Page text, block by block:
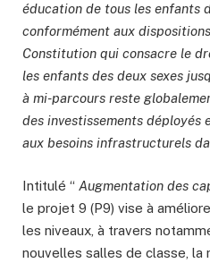
éducation de tous les enfants
conformément aux
Constitution qui consacre le
les enfants des deux sexes
à mi-parcours reste
des investissements déployés
aux besoins infrastructurels
Intitulé “ Augmentation des
le projet 9 (P9) vise à
les niveaux, à travers
nouvelles salles de classe, la